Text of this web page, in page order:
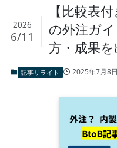
【比較表
の外注ガ
方・成果
2026
6/11
記事リライト 2025年7月8日